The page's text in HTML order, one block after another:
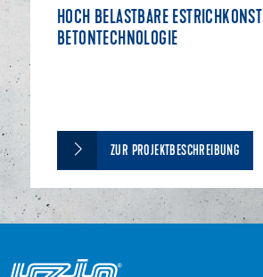
HOCH BELASTBARE
BETONTECHNOLOGIE
ZUR PROJEKTBESCHREIBUNG